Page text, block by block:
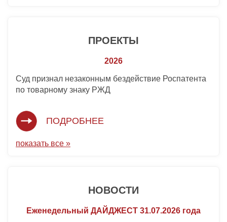
ПРОЕКТЫ
2026
Суд признал незаконным бездействие Роспатента
по товарному знаку РЖД
ПОДРОБНЕЕ
показать все »
НОВОСТИ
Еженедельный ДАЙДЖЕСТ 31.07.2026 года